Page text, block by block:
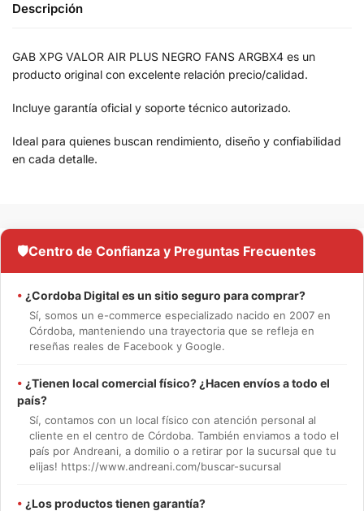
Descripción
GAB XPG VALOR AIR PLUS NEGRO FANS ARGBX4 es un
producto original con excelente relación precio/calidad.
Incluye garantía oficial y soporte técnico autorizado.
Ideal para quienes buscan rendimiento, diseño y confiabilidad
en cada detalle.
🛡️Centro de Confianza y Preguntas Frecuentes
• ¿Cordoba Digital es un sitio seguro para comprar?
Sí, somos un e-commerce especializado nacido en 2007 en
Córdoba, manteniendo una trayectoria que se refleja en
reseñas reales de Facebook y Google.
• ¿Tienen local comercial físico? ¿Hacen envíos a todo el
país?
Sí, contamos con un local físico con atención personal al
cliente en el centro de Córdoba. También enviamos a todo el
país por Andreani, a domilio o a retirar por la sucursal que tu
elijas! https://www.andreani.com/buscar-sucursal
• ¿Los productos tienen garantía?